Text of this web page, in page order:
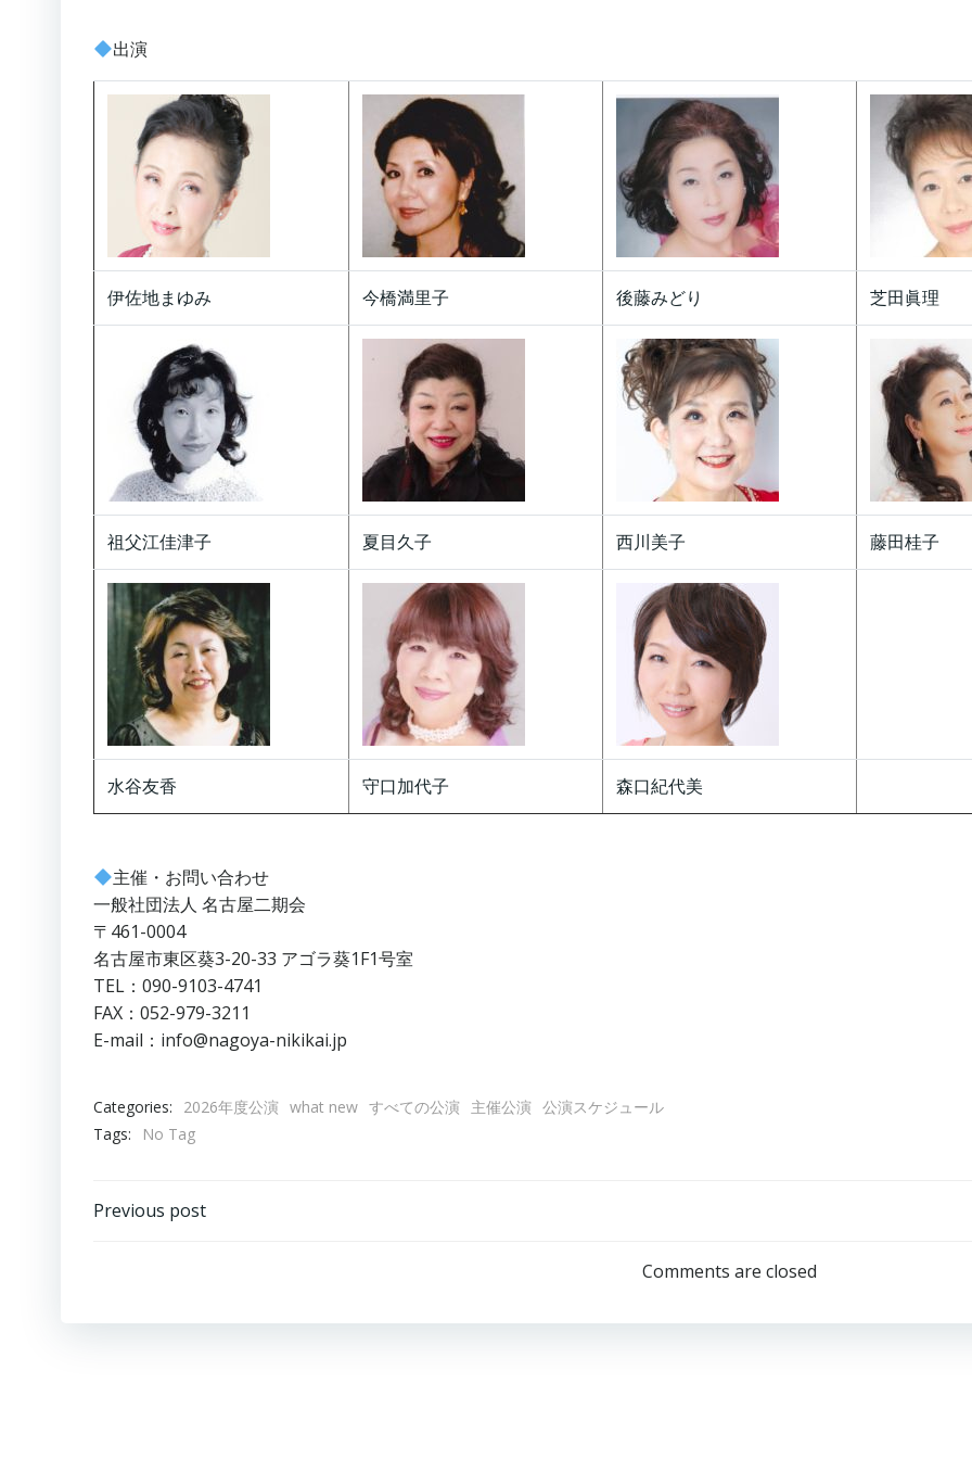
出演​
伊佐地まゆみ 今橋満里子 後藤みどり 芝田眞理
祖父江佳津子 夏目久子 西川美子 藤田桂子
水谷友香 守口加代子 森口紀代美
主催・お問い合わせ
一般社団法人 名古屋二期会
〒461-0004
名古屋市東区葵3-20-33 アゴラ葵1F1号室
TEL：090-9103-4741
FAX：052-979-3211
E-mail：info@nagoya-nikikai.jp
Categories: 2026年度公演 what new すべての公演 主催公演 公演スケジュール
Tags:
No Tag
Post
Previous post
navigation
Comments are closed